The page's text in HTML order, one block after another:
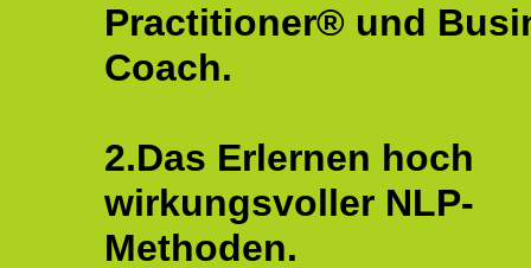
Practitioner® und
Coach.
2.Das Erlernen hoch
wirkungsvoller NLP-
Methoden.